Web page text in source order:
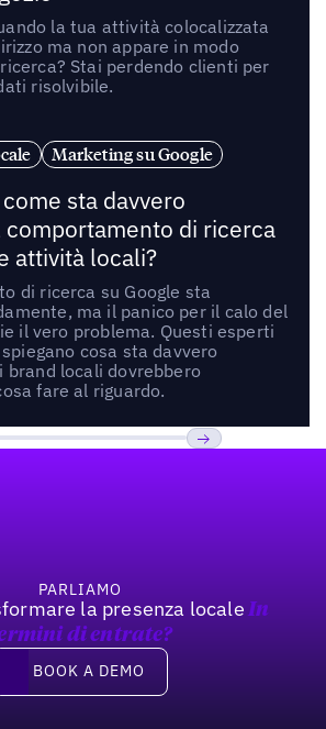
la tua attività colocalizzata
ma non appare in modo
Stai perdendo clienti per
risolvibile.
Marketing su Google
sta davvero
comportamento di ricerca
attività locali?
di ricerca su Google sta
ma il panico per il calo del
il vero problema. Questi esperti
cosa sta davvero
brand locali dovrebbero
fare al riguardo.
PARLIAMO
la presenza locale In
di entrate?
a demo
BOOK A DEMO